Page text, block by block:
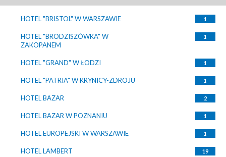
HOTEL "BRISTOL" W WARSZAWIE 1
HOTEL "BRODZISZÓWKA" W
ZAKOPANEM
1
HOTEL "GRAND" W ŁODZI 1
HOTEL "PATRIA" W KRYNICY-ZDROJU 1
HOTEL BAZAR 2
HOTEL BAZAR W POZNANIU 1
HOTEL EUROPEJSKI W WARSZAWIE 1
HOTEL LAMBERT 19